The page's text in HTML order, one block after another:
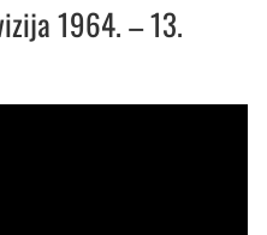
1964. – 13.